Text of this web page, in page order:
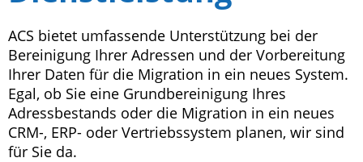
ACS bietet umfassende Unterstützung bei der
Bereinigung Ihrer Adressen und der Vorbereitung
Ihrer Daten für die Migration in ein neues System.
Egal, ob Sie eine Grundbereinigung Ihres
Adressbestands oder die Migration in ein neues
CRM-, ERP- oder Vertriebssystem planen, wir sind
für Sie da.